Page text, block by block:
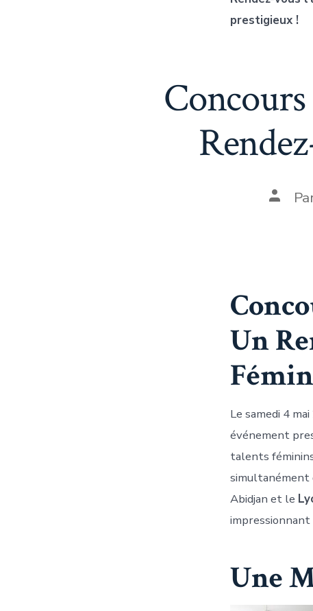
prestigieux !
Un
Le samedi 4
événement
talents
simultanément
Abidjan et le
impressionnant
Une